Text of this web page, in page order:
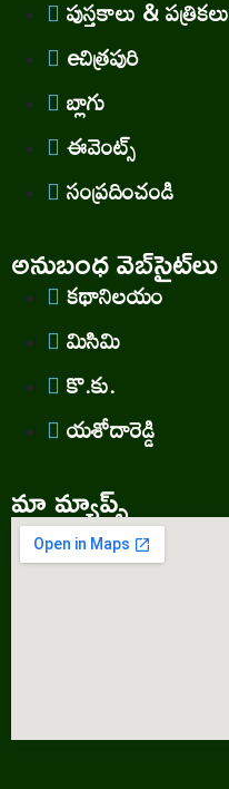
పుస్తకాలు & పత్రికలు
eచిత్రపురి
బ్లాగు
ఈవెంట్స్
సంప్రదించండి
అనుబంధ వెబ్‌సైట్‌లు
కథానిలయం
మిసిమి
కొ.కు.
యశోదారెడ్డి
మా మ్యాప్స్